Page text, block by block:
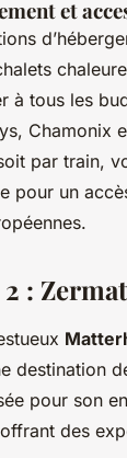
et
à tous les
Chamonix
par train,
pour un
:
destination
pour son
des